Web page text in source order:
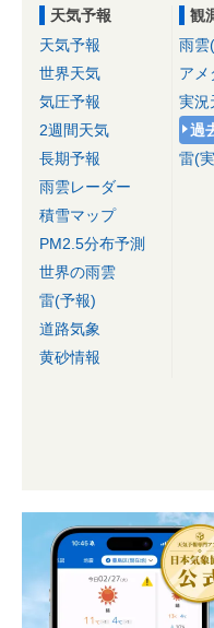
天気予報
天気予報
世界天気
気圧予報
2週間天気
長期予報
雨雲レーダー
積雪マップ
PM2.5分布予測
世界の雨雲
雷(予報)
道路気象
黄砂情報
観
雨雲
アメ
実況
過
雷(